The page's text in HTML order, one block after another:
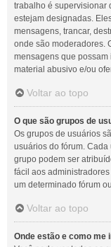
trabalho é supervisionar
estejam designadas.
mensagens, trancar,
onde são moderadores.
mensagens que possam
material abusivo e/ou
Voltar ao topo
O que são grupos de
Os grupos de usuários
usuários do fórum.
grupo podem ser
fácil aos
um determinado fórum
Voltar ao topo
Onde estão e como me